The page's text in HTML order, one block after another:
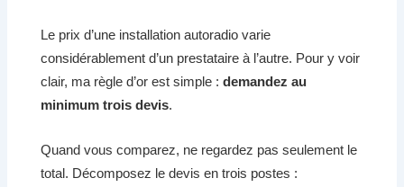
Le prix d’une installation autoradio varie
considérablement d’un prestataire à l’autre. Pour y voir
clair, ma règle d’or est simple :demandez au
minimum trois devis.
Quand vous comparez, ne regardez pas seulement le
total. Décomposez le devis en trois postes :